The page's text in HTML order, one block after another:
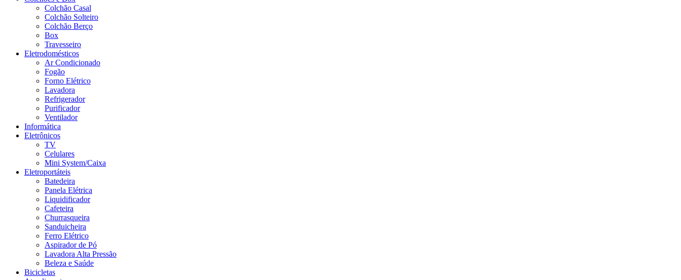
Colchão Casal
Colchão Solteiro
Colchão Berço
Box
Travesseiro
Eletrodomésticos
Ar Condicionado
Fogão
Forno Elétrico
Lavadora
Refrigerador
Purificador
Ventilador
Informática
Eletrônicos
TV
Celulares
Mini System/Caixa
Eletroportáteis
Batedeira
Panela Elétrica
Liquidificador
Cafeteira
Churrasqueira
Sanduicheira
Ferro Elétrico
Aspirador de Pó
Lavadora Alta Pressão
Beleza e Saúde
Bicicletas